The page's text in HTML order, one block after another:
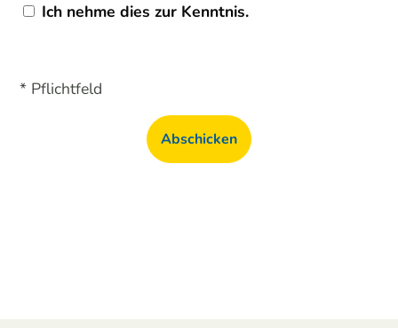
Ich nehme dies zur Kenntnis.
* Pflichtfeld
Abschicken